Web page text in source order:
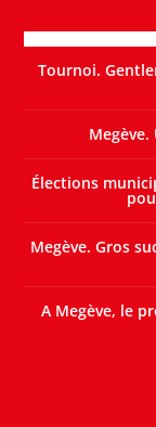
Tournoi.
Élections
Megève. Gros
A Megève, le